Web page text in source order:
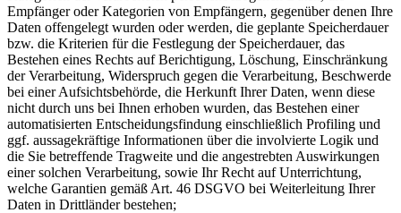
Empfänger oder Kategorien von Empfängern, gegenüber denen Ihre
Daten offengelegt wurden oder werden, die geplante Speicherdauer
bzw. die Kriterien für die Festlegung der Speicherdauer, das
Bestehen eines Rechts auf Berichtigung, Löschung, Einschränkung
der Verarbeitung, Widerspruch gegen die Verarbeitung, Beschwerde
bei einer Aufsichtsbehörde, die Herkunft Ihrer Daten, wenn diese
nicht durch uns bei Ihnen erhoben wurden, das Bestehen einer
automatisierten Entscheidungsfindung einschließlich Profiling und
ggf. aussagekräftige Informationen über die involvierte Logik und
die Sie betreffende Tragweite und die angestrebten Auswirkungen
einer solchen Verarbeitung, sowie Ihr Recht auf Unterrichtung,
welche Garantien gemäß Art. 46 DSGVO bei Weiterleitung Ihrer
Daten in Drittländer bestehen;